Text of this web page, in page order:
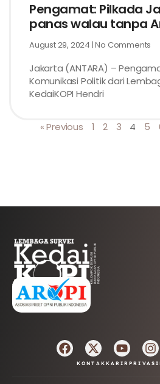
Pengamat: Pilkada
panas walau tanpa
August 29, 2024 No Comments
Jakarta (ANTARA) –
Komunikasi Politik dari
KedaiKOPI Hendri
« Previous 1 2 3 4 5
AFILIASI
KONTAK KARIRPRIVASI